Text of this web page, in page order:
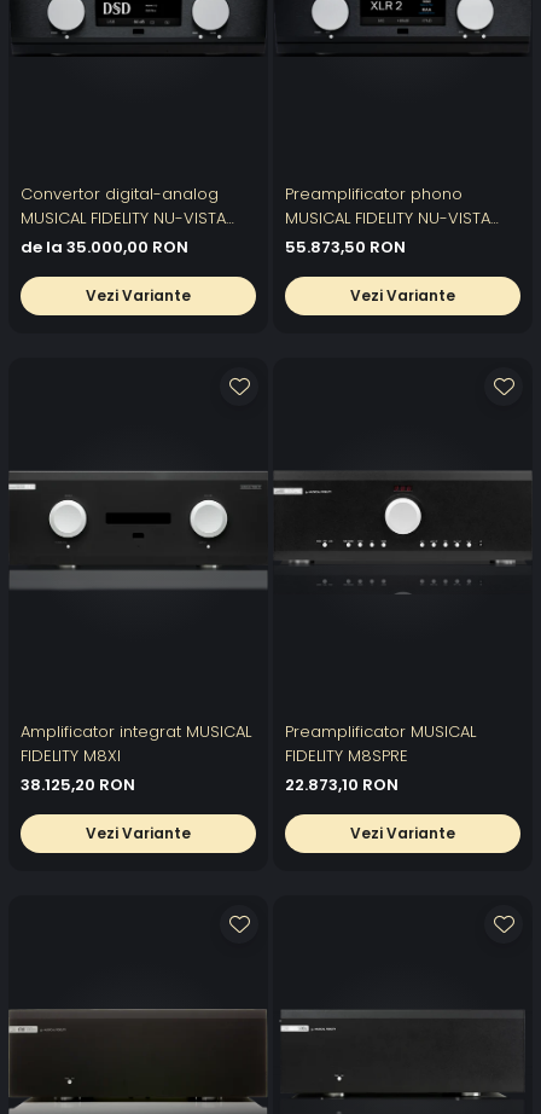
Convertor digital-analog
MUSICAL FIDELITY NU-VISTA
DAC
de la 35.000,00 RON
Vezi Variante
Preamplificator phono
MUSICAL FIDELITY NU-VISTA
VINYL 2
55.873,50 RON
Vezi Variante
Amplificator integrat MUSICAL
FIDELITY M8XI
38.125,20 RON
Vezi Variante
Preamplificator MUSICAL
FIDELITY M8SPRE
22.873,10 RON
Vezi Variante